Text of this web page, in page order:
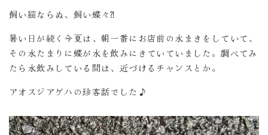
飼い猫ならぬ、飼い蝶々⁈
暑い日が続く今夏は、朝一番にお店前の水まきをしていて、
その水たまりに蝶が水を飲みにきていていました。調べてみ
たら水飲みしている間は、近づけるチャンスとか。
アオスジアゲハの珍客話でした♪